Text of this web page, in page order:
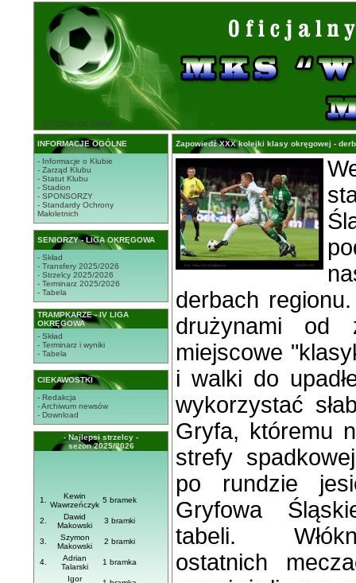
STRONA GŁÓWNA
INFORMACJE OGÓLNE
- Informacje o Klubie
- Zarząd Klubu
- Statut Klubu
- Stadion
- SPONSORZY
- Standardy Ochrony
Małoletnich
SENIORZY - LIGA OKRĘGOWA
- Skład
- Transfery 2025/2026
- Strzelcy 2025/2026
- Terminarz 2025/2026
- Tabela
TRAMPKARZE - IV LIGA
OKRĘGOWA
- Skład
- Terminarz i wyniki
- Tabela
CIEKAWOSTKI
- Redakcja
- Archiwum newsów
- Download
- Najlepsi strzelcy -
sezon 2025/2026
1.
Kewin
Wawrzeńczyk
5 bramek
2.
Dawid
Makowski
3 bramki
3.
Szymon
Makowski
2 bramki
4.
Adrian
Talarski
1 bramka
Igor
Zapowiedź XXX kolejki klasy okręgowej -
derbach
drużynami od
miejscowe
i walki do
wykorzystać
Gryfa, któremu
strefy
po rundzie
Gryfowa
tabeli.
ostatnich